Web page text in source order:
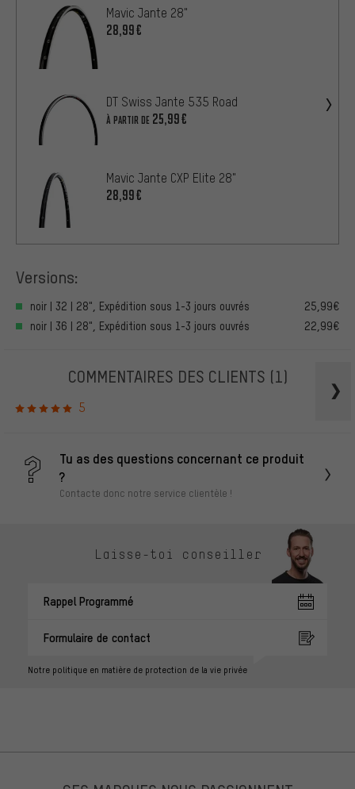
Mavic Jante 28"
28,99€
DT Swiss Jante 535 Road
À PARTIR DE 25,99€
Mavic Jante CXP Elite 28"
28,99€
Versions:
noir | 32 | 28", Expédition sous 1-3 jours ouvrés
25,99€
noir | 36 | 28", Expédition sous 1-3 jours ouvrés
22,99€
COMMENTAIRES DES CLIENTS (1)
5
Tu as des questions concernant ce produit
?
Contacte donc notre service clientèle !
Laisse-toi conseiller
Rappel Programmé
Formulaire de contact
Notre politique en matière de protection de la vie privée